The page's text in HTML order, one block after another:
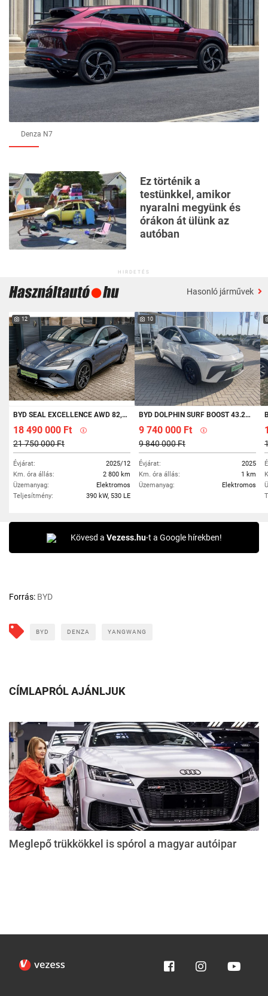
Denza N7
Ez történik a
testünkkel, amikor
nyaralni megyünk és
órákon át ülünk az
autóban
HIRDETÉS
Hasonló járművek
12
BYD SEAL EXCELLENCE AWD 82,5KWH BEMUTATÓ AUTÓ!
18 490 000 Ft
21 750 000 Ft
Évjárat:
2025/12
Km. óra állás:
2 800 km
Üzemanyag:
Elektromos
Teljesítmény:
390 kW, 530 LE
10
BYD DOLPHIN SURF BOOST 43.2KWH | KÉSZLETEN
9 740 000 Ft
9 840 000 Ft
Évjárat:
2025
Km. óra állás:
1 km
Üzemanyag:
Elektromos
Kövesd a Vezess.hu-t a Google hírekben!
Forrás: BYD
BYD DENZA YANGWANG
CÍMLAPRÓL AJÁNLJUK
Meglepő trükkökkel is spórol a magyar autóipar